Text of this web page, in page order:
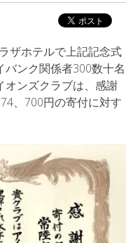
ザホテルで上記記念式
ンク関係者300数十名
オンズクラブは、感謝
、700円の寄付に対す